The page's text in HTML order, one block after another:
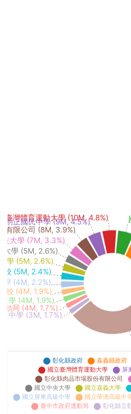
臺灣體育運動大學 (10M, 4.8%)
明正國民中學 (9M, 4.5%)
有限公司 (8M, 3.9%)
大學 (7M, 3.3%)
大學 (5M, 2.6%)
學 (5M, 2.6%)
校 (5M, 2.4%)
學 (4M, 2.2%)
校 (4M, 1.9%)
學 (4M, 1.9%)
動局 (4M, 1.7%)
中學 (3M, 1.7%)
彰化縣政府 嘉義縣政府
國立臺灣體育運動大學
屏
彰化縣肉品市場股份有限公司
國立中央大學
國立嘉義大學
國立屏東高級中學
國立華僑高級中
臺中市政府運動局
彰化縣立